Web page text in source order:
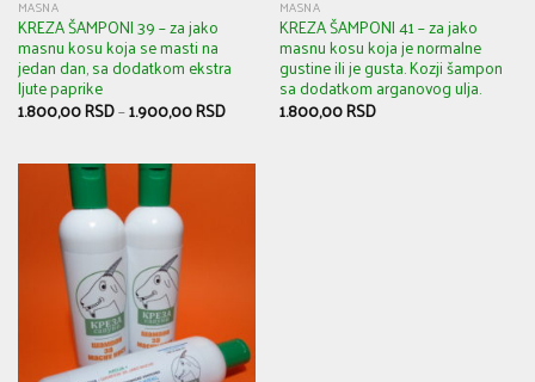
MASNA
KREZA ŠAMPONI 39 – za jako
masnu kosu koja se masti na
jedan dan, sa dodatkom ekstra
ljute paprike
1.800,00RSD–1.900,00RSD
MASNA
KREZA ŠAMPONI 41 – za jako
masnu kosu koja je normalne
gustine ili je gusta. Kozji šampon
sa dodatkom arganovog ulja.
1.800,00RSD